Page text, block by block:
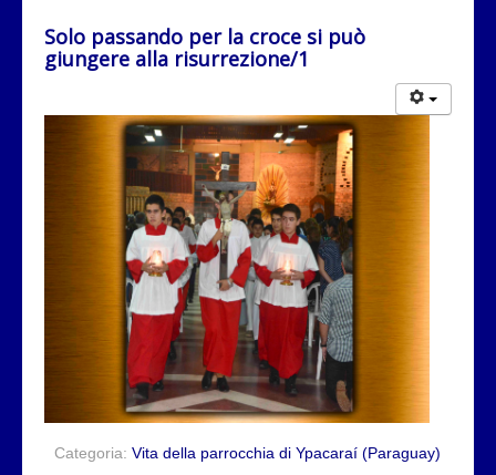
Solo passando per la croce si può
giungere alla risurrezione/1
Categoria: Vita della parrocchia di Ypacaraí (Paraguay)